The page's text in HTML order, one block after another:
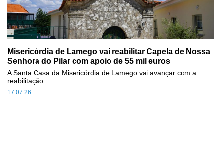
Misericórdia de Lamego vai reabilitar Capela de Nossa
Senhora do Pilar com apoio de 55 mil euros
17.07.26
A Santa Casa da Misericórdia de Lamego vai avançar com a
reabilitação...